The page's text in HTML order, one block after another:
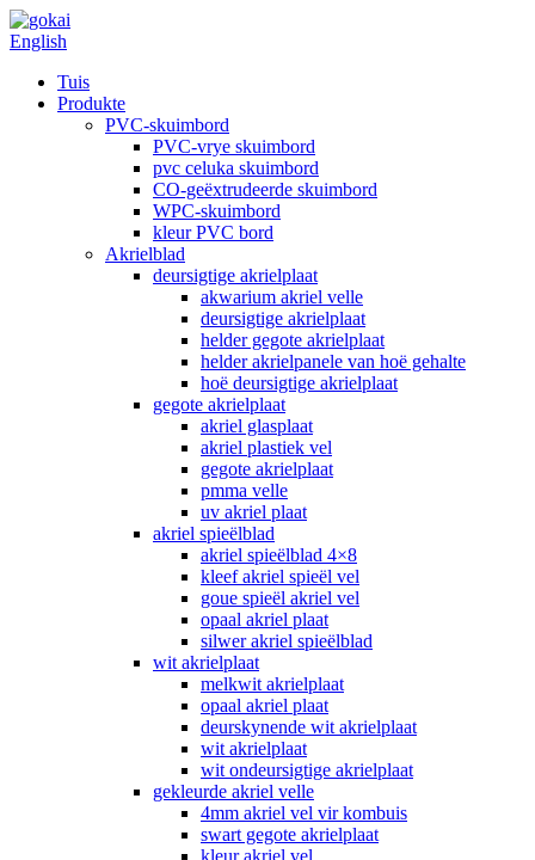
English
Tuis
Produkte
PVC-skuimbord
PVC-vrye skuimbord
pvc celuka skuimbord
CO-geëxtrudeerde skuimbord
WPC-skuimbord
kleur PVC bord
Akrielblad
deursigtige akrielplaat
akwarium akriel velle
deursigtige akrielplaat
helder gegote akrielplaat
helder akrielpanele van hoë gehalte
hoë deursigtige akrielplaat
gegote akrielplaat
akriel glasplaat
akriel plastiek vel
gegote akrielplaat
pmma velle
uv akriel plaat
akriel spieëlblad
akriel spieëlblad 4×8
kleef akriel spieël vel
goue spieël akriel vel
opaal akriel plaat
silwer akriel spieëlblad
wit akrielplaat
melkwit akrielplaat
opaal akriel plaat
deurskynende wit akrielplaat
wit akrielplaat
wit ondeursigtige akrielplaat
gekleurde akriel velle
4mm akriel vel vir kombuis
swart gegote akrielplaat
kleur akriel vel